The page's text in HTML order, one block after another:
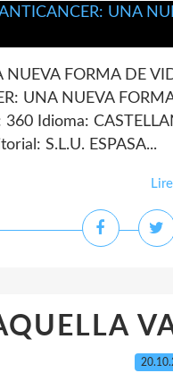
FORMA DE
UNA NUEVA
360 Idioma:
S.L.U. ESPASA...